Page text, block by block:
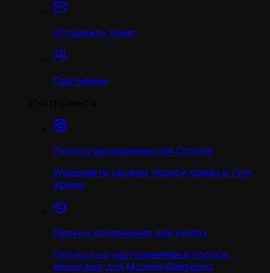
Отправить тикет
Партнёрам
Прокси расширение для Chrome
Управляете своими прокси прямо в Гугл
Хроме
Прокси дополнение для Firefox
Полностью настраиваемый прокси-
менеджер для Мозила Фаерфокс